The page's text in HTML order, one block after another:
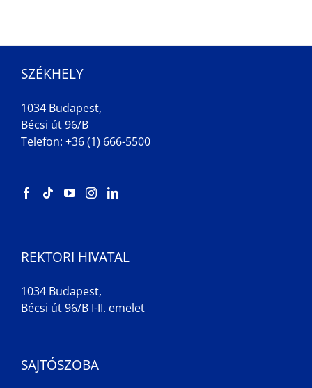
SZÉKHELY
1034 Budapest,
Bécsi út 96/B
Telefon: +36 (1) 666-5500
REKTORI HIVATAL
1034 Budapest,
Bécsi út 96/B I-II. emelet
SAJTÓSZOBA